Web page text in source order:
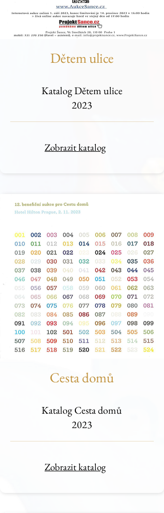
Dětem ulice
Katalog Dětem ulice
2023
Zobrazit katalog
Cesta domů
Katalog Cesta domů
2023
Zobrazit katalog